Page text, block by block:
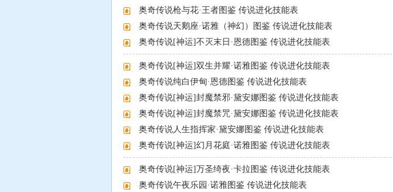
奥奇传说枪与花·王者图鉴 传说进化技能表
奥奇传说天鹅座·诺雅（神幻）图鉴 传说进化技能表
奥奇传说[神运]不灭末日·恩德图鉴 传说进化技能表
奥奇传说[神运]双生并耀·诺雅图鉴 传说进化技能表
奥奇传说纯白伊甸·恩德图鉴 传说进化技能表
奥奇传说[神运]封魔禁邪·黛安娜图鉴 传说进化技能表
奥奇传说[神运]封魔禁咒·黛安娜图鉴 传说进化技能表
奥奇传说人生指挥家·黛安娜图鉴 传说进化技能表
奥奇传说[神运]幻月花庭·诺雅图鉴 传说进化技能表
奥奇传说[神运]万圣绮夜·卡拉图鉴 传说进化技能表
奥奇传说午夜乐园·诺雅图鉴 传说进化技能表
奥奇传说精灵图片